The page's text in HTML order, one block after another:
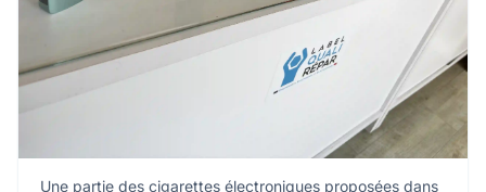
Une partie des cigarettes électroniques proposées dans